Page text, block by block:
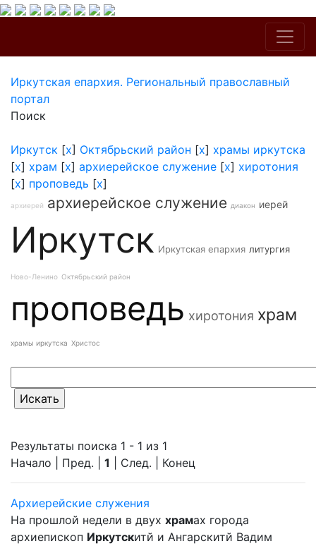
Иркутская епархия. Региональный православный
портал
Поиск
Иркутск [x] Октябрьский район [x] храмы иркутска
[x] храм [x] архиерейское служение [x] хиротония
[x] проповедь [x]
архиерей архиерейское служение диакон иерей
Иркутск Иркутская епархия литургия
Ново-Ленино Октябрьский район
проповедь хиротония храм
храмы иркутска Христос
Результаты поиска 1 - 1 из 1
Начало | Пред. | 1 | След. | Конец
Архиерейские служения
На прошлой недели в двух храмах города
архиепископ Иркутскитй и Ангарскитй Вадим